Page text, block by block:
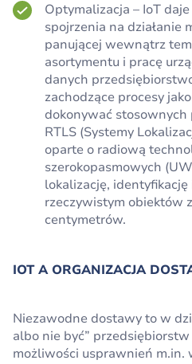
Optymalizacja – IoT
spojrzenia na działanie
panującej wewnątrz
asortymentu i pracę
danych
zachodzące procesy
dokonywać
RTLS (Systemy
oparte o radiową
szerokopasmowych
lokalizację,
rzeczywistym obiektów
centymetrów.
IOT A ORGANIZACJA
Niezawodne dostawy to w
albo nie być”
możliwości usprawnień m.in.